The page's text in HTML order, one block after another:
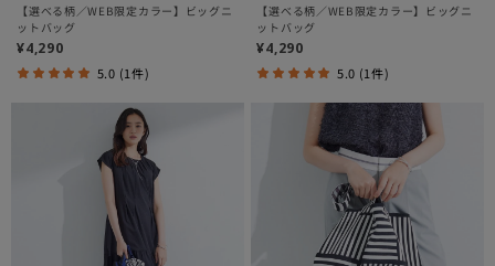
【選べる柄／WEB限定カラー】ビッグニ
ットバッグ
¥4,290
5.0 (1件)
【選べる柄／WEB限定カラー】ビッグニ
ットバッグ
¥4,290
5.0 (1件)